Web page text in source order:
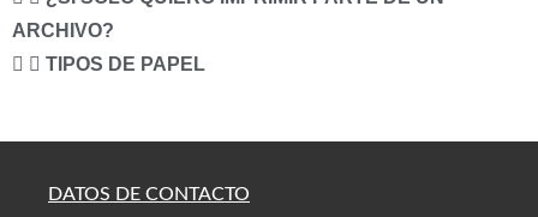
ARCHIVO?
TIPOS DE PAPEL
DATOS DE CONTACTO